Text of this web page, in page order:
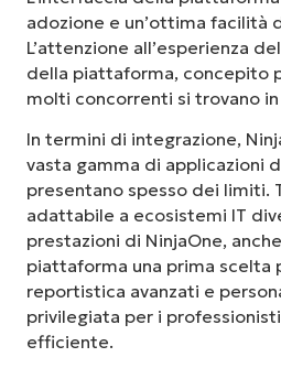
adozione e un’ottima facilità
L’attenzione all’esperienza
della piattaforma, concepito
molti concorrenti si trovano
In termini di integrazione,
vasta gamma di applicazioni
presentano spesso dei limiti.
adattabile a ecosistemi IT
prestazioni di NinjaOne,
piattaforma una prima scelta
reportistica avanzati e
privilegiata per i
efficiente.
sono indicati
usare."
Ryan